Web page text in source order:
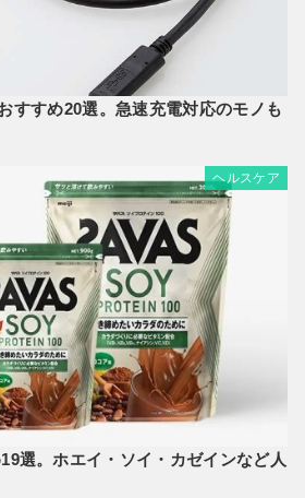
すすめ20選。急速充電対応のモノも
ヘルスケア
選。ホエイ・ソイ・カゼインなど人